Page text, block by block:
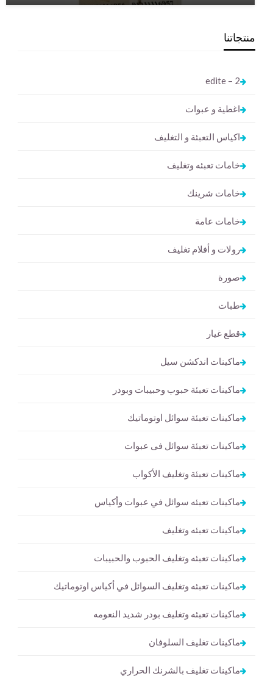
منتجاتنا
2 – edite
اغطية و عبوات
اكياس التعبئة و التغليف
خامات تعبئه وتغليف
خامات شرينك
خامات عامة
رولات و أفلام تغليف
صورة
طبات
قطع غيار
ماكينات اندكشن سيل
ماكينات تعبئة حبوب وحبيبات وبودر
ماكينات تعبئة سوائل اوتوماتيك
ماكينات تعبئة سوائل فى عبوات
ماكينات تعبئة وتغليف الأكواب
ماكينات تعبئه سوائل في عبوات وأكياس
ماكينات تعبئه وتغليف
ماكينات تعبئه وتغليف الحبوب والحبيبات
ماكينات تعبئه وتغليف السوائل في أكياس اوتوماتيك
ماكينات تعبئه وتغليف بودر شديد النعومه
ماكينات تغليف السلوفان
ماكينات تغليف بالشرنك الحراري